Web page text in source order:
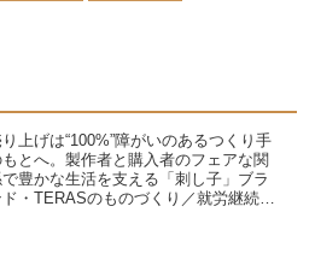
上げは“100%”障がいのあるつくり手
もとへ。製作者と購入者のフェアな関
豊かな生活を支える「刺し子」ブラ
ド・TERASのものづくり／就労継続支